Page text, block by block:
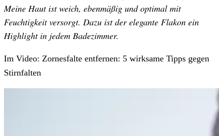
Meine Haut ist weich, ebenmäßig und optimal mit
Feuchtigkeit versorgt. Dazu ist der elegante Flakon ein
Highlight in jedem Badezimmer.
Im Video: Zornesfalte entfernen: 5 wirksame Tipps gegen
Stirnfalten